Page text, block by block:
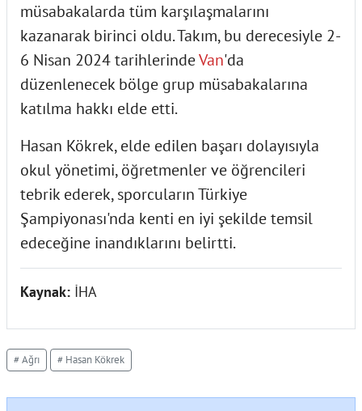
müsabakalarda tüm karşılaşmalarını
kazanarak birinci oldu. Takım, bu derecesiyle 2-
6 Nisan 2024 tarihlerindeVan'da
düzenlenecek bölge grup müsabakalarına
katılma hakkı elde etti.
Hasan Kökrek, elde edilen başarı dolayısıyla
okul yönetimi, öğretmenler ve öğrencileri
tebrik ederek, sporcuların Türkiye
Şampiyonası'nda kenti en iyi şekilde temsil
edeceğine inandıklarını belirtti.
Kaynak: İHA
# Ağrı # Hasan Kökrek